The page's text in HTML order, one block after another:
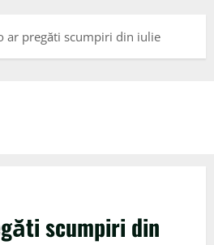
ar pregăti scumpiri din iulie
scumpiri din